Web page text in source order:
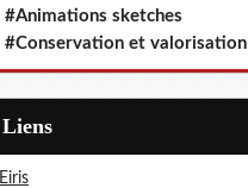
#Animations sketches
#Conservation et valorisation
Liens
Eiris